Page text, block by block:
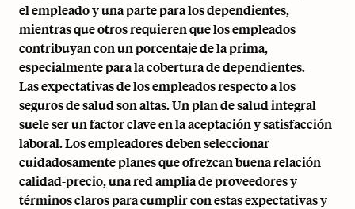
el empleado y una parte para los dependientes,
mientras que otros requieren que los empleados
contribuyan con un porcentaje de la prima,
especialmente para la cobertura de dependientes.
Las expectativas de los empleados respecto a los
seguros de salud son altas. Un plan de salud integral
suele ser un factor clave en la aceptación y satisfacción
laboral. Los empleadores deben seleccionar
cuidadosamente planes que ofrezcan buena relación
calidad-precio, una red amplia de proveedores y
términos claros para cumplir con estas expectativas y